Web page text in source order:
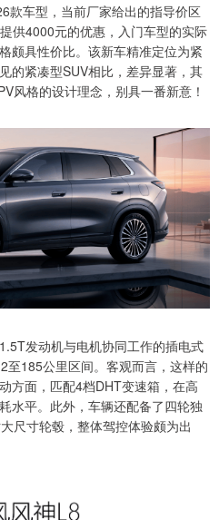
款车型，当前厂家给出的指导价区
供4000元的优惠，入门车型的实际
颇具性价比。该新车精准定位为紧
的紧凑型SUV相比，差异显著，其
风格的设计理念，别具一番新意！
发动机与电机协同工作的插电式
至185公里区间。客观而言，这样的
方面，匹配4档DHT变速箱，在高
水平。此外，车辆还配备了四轮独
尺寸轮毂，整体驾控体验颇为出